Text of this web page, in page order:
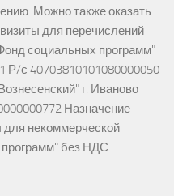
Можно также оказать
для перечислений
социальных программ"
с 40703810101080000050
г. Иваново
Назначение
некоммерческой
без НДС.